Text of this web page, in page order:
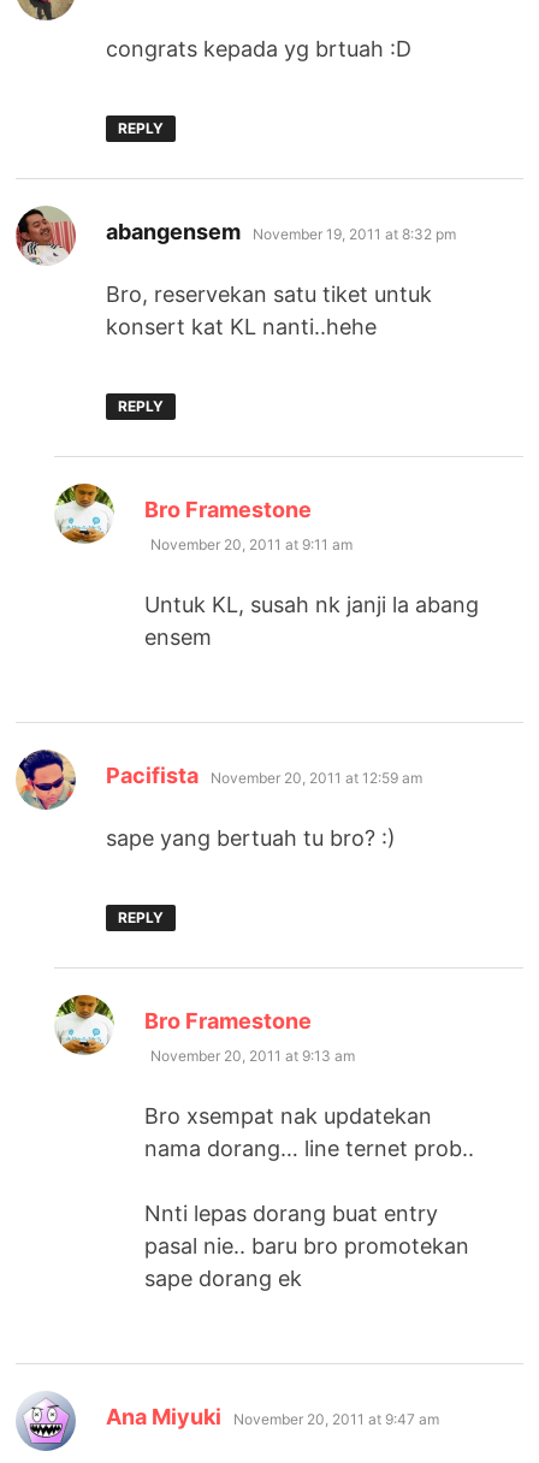
congrats kepada yg brtuah :D
REPLY
abangensem says:
November 19, 2011 at 8:32 pm
Bro, reservekan satu tiket untuk
konsert kat KL nanti..hehe
REPLY
Bro Framestone
November 20, 2011 at 9:11 am
Untuk KL, susah nk janji la abang
ensem
Pacifista says:
November 20, 2011 at 12:59 am
sape yang bertuah tu bro? :)
REPLY
Bro Framestone
November 20, 2011 at 9:13 am
Bro xsempat nak updatekan
nama dorang… line ternet prob..
Nnti lepas dorang buat entry
pasal nie.. baru bro promotekan
sape dorang ek
Ana Miyuki says:
November 20, 2011 at 9:47 am